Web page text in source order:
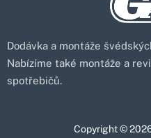
Dodávka a montáže
Nabízíme také montáže a
spotřebičů.
Copyright ©